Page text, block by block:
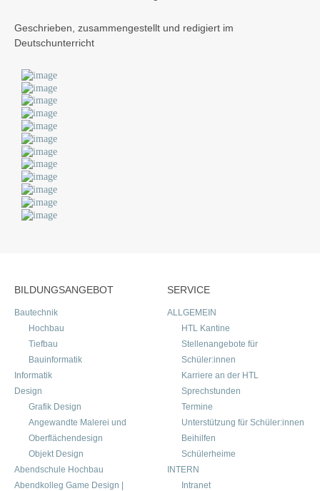
Geschrieben, zusammengestellt und redigiert im
Deutschunterricht
BILDUNGSANGEBOT
Bautechnik
Hochbau
Tiefbau
Bauinformatik
Informatik
Design
Grafik Design
Angewandte Malerei und
Oberflächendesign
Objekt Design
Abendschule Hochbau
Abendkolleg Game Design |
SERVICE
ALLGEMEIN
HTL Kantine
Stellenangebote für
Schüler:innen
Karriere an der HTL
Sprechstunden
Termine
Unterstützung für Schüler:innen
Beihilfen
Schülerheime
INTERN
Intranet